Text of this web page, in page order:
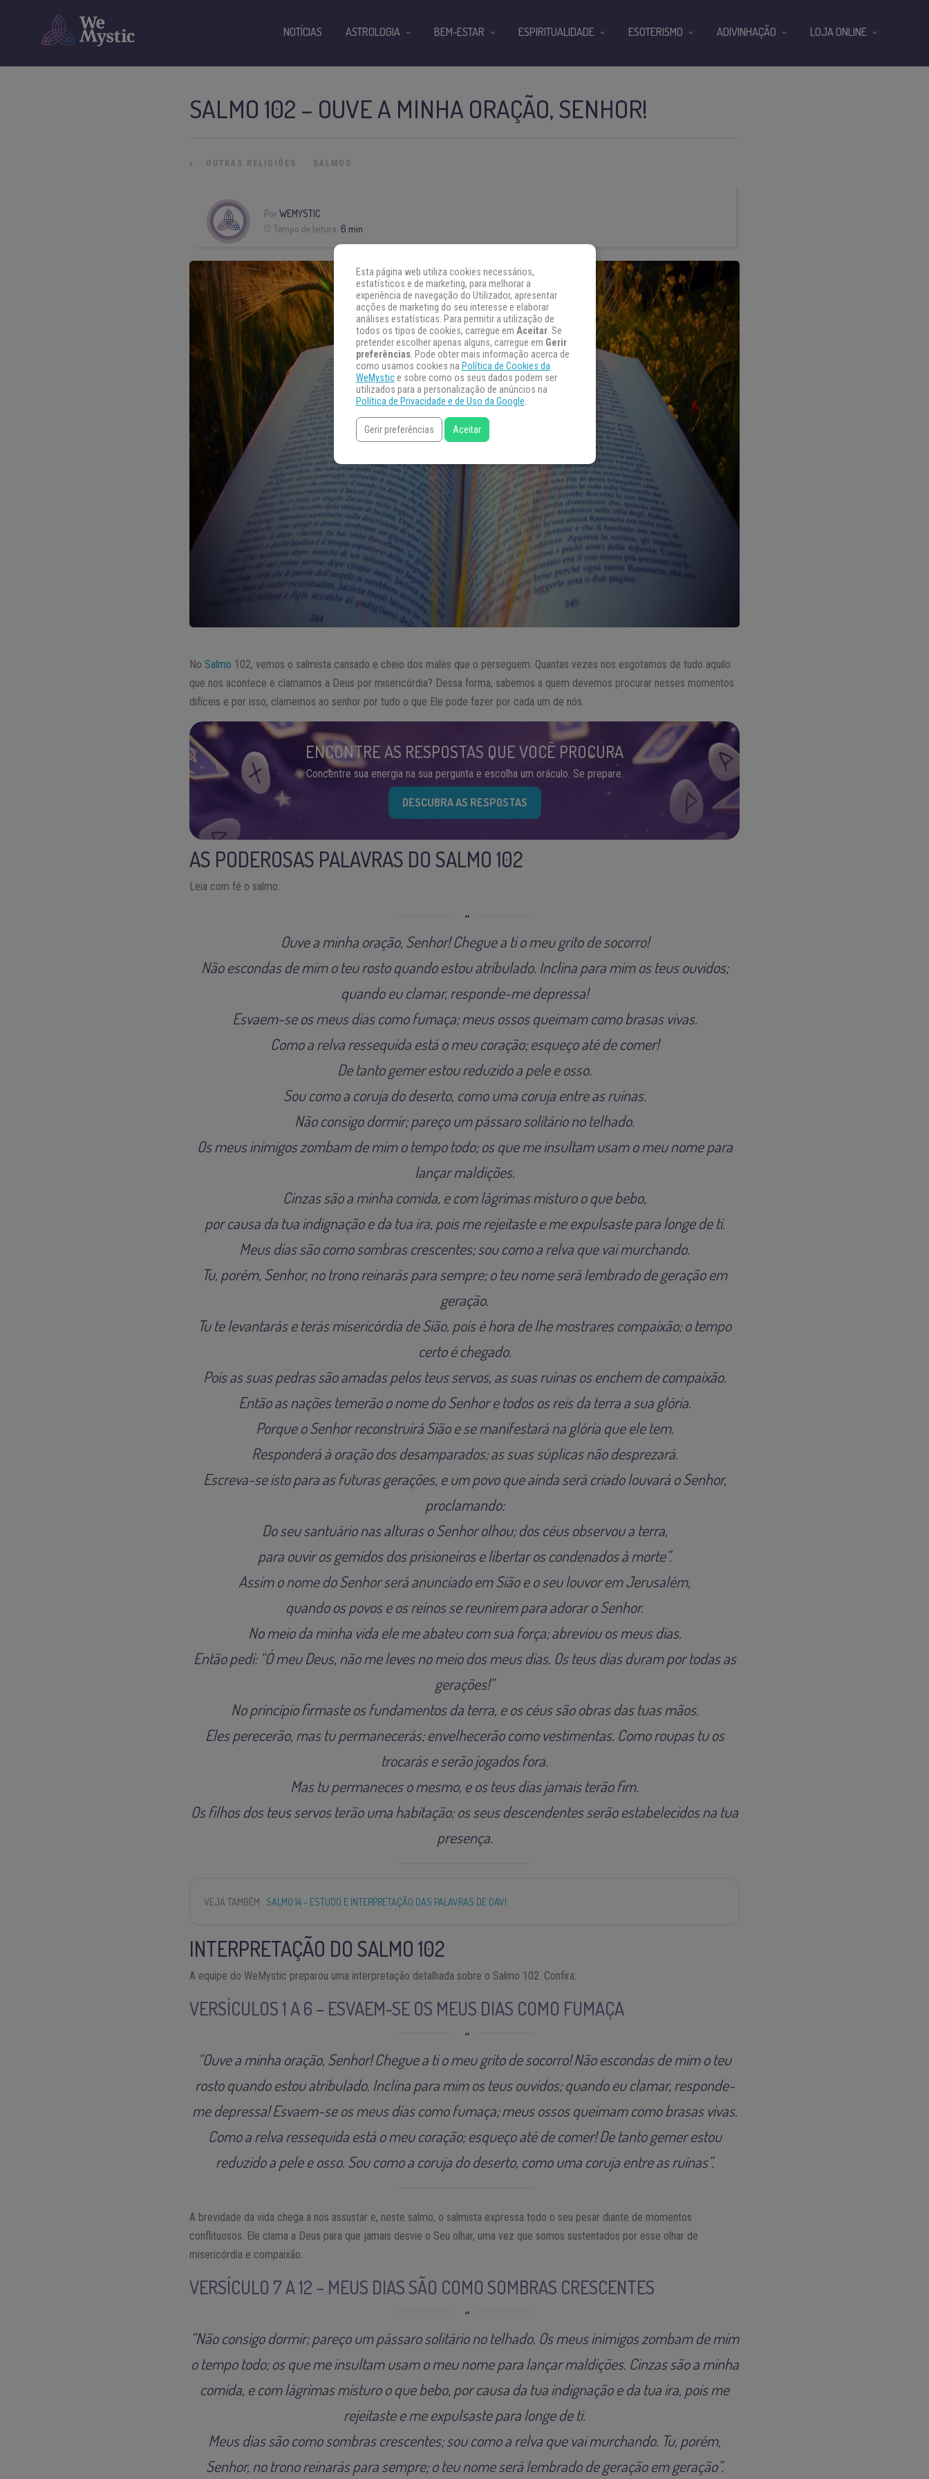
SALMO 102 – OUVE A MINHA ORAÇÃO, SENHOR!
» OUTRAS RELIGIÕES SALMOS
PorWEMYSTIC
Tempo de leitura: 6 min
No Salmo 102, vemos o salmista cansado e cheio dos males que o perseguem. Quantas vezes nos esgotamos de tudo aquilo
que nos acontece e clamamos a Deus por misericórdia? Dessa forma, sabemos a quem devemos procurar nesses momentos
difíceis e por isso, clamemos ao senhor por tudo o que Ele pode fazer por cada um de nós.
ENCONTRE AS RESPOSTAS QUE VOCÊ PROCURA
Concentre sua energia na sua pergunta e escolha um oráculo. Se prepare.
DESCUBRA AS RESPOSTAS
AS PODEROSAS PALAVRAS DO SALMO 102
Leia com fé o salmo:
Ouve a minha oração, Senhor! Chegue a ti o meu grito de socorro!
Não escondas de mim o teu rosto quando estou atribulado. Inclina para mim os teus ouvidos;
quando eu clamar, responde-me depressa!
Esvaem-se os meus dias como fumaça; meus ossos queimam como brasas vivas.
Como a relva ressequida está o meu coração; esqueço até de comer!
De tanto gemer estou reduzido a pele e osso.
Sou como a coruja do deserto, como uma coruja entre as ruínas.
Não consigo dormir; pareço um pássaro solitário no telhado.
Os meus inimigos zombam de mim o tempo todo; os que me insultam usam o meu nome para
lançar maldições.
Cinzas são a minha comida, e com lágrimas misturo o que bebo,
por causa da tua indignação e da tua ira, pois me rejeitaste e me expulsaste para longe de ti.
Meus dias são como sombras crescentes; sou como a relva que vai murchando.
Tu, porém, Senhor, no trono reinarás para sempre; o teu nome será lembrado de geração em
geração.
Tu te levantarás e terás misericórdia de Sião, pois é hora de lhe mostrares compaixão; o tempo
certo é chegado.
Pois as suas pedras são amadas pelos teus servos, as suas ruínas os enchem de compaixão.
Então as nações temerão o nome do Senhor e todos os reis da terra a sua glória.
Porque o Senhor reconstruirá Sião e se manifestará na glória que ele tem.
Responderá à oração dos desamparados; as suas súplicas não desprezará.
Escreva-se isto para as futuras gerações, e um povo que ainda será criado louvará o Senhor,
proclamando:
Do seu santuário nas alturas o Senhor olhou; dos céus observou a terra,
para ouvir os gemidos dos prisioneiros e libertar os condenados à morte”.
Assim o nome do Senhor será anunciado em Sião e o seu louvor em Jerusalém,
quando os povos e os reinos se reunirem para adorar o Senhor.
No meio da minha vida ele me abateu com sua força; abreviou os meus dias.
Então pedi: “Ó meu Deus, não me leves no meio dos meus dias. Os teus dias duram por todas as
gerações!”
No princípio firmaste os fundamentos da terra, e os céus são obras das tuas mãos.
Eles perecerão, mas tu permanecerás; envelhecerão como vestimentas. Como roupas tu os
trocarás e serão jogados fora.
Mas tu permaneces o mesmo, e os teus dias jamais terão fim.
Os filhos dos teus servos terão uma habitação; os seus descendentes serão estabelecidos na tua
presença.
VEJA TAMBÉM SALMO 14 – ESTUDO E INTERPRETAÇÃO DAS PALAVRAS DE DAVI
INTERPRETAÇÃO DO SALMO 102
A equipe do WeMystic preparou uma interpretação detalhada sobre o Salmo 102. Confira:
VERSÍCULOS 1 A 6 – ESVAEM-SE OS MEUS DIAS COMO FUMAÇA
“Ouve a minha oração, Senhor! Chegue a ti o meu grito de socorro! Não escondas de mim o teu
rosto quando estou atribulado. Inclina para mim os teus ouvidos; quando eu clamar, responde-
me depressa! Esvaem-se os meus dias como fumaça; meus ossos queimam como brasas vivas.
Como a relva ressequida está o meu coração; esqueço até de comer! De tanto gemer estou
reduzido a pele e osso. Sou como a coruja do deserto, como uma coruja entre as ruínas”.
A brevidade da vida chega a nos assustar e, neste salmo, o salmista expressa todo o seu pesar diante de momentos
conflituosos. Ele clama a Deus para que jamais desvie o Seu olhar, uma vez que somos sustentados por esse olhar de
misericórdia e compaixão.
VERSÍCULO 7 A 12 – MEUS DIAS SÃO COMO SOMBRAS CRESCENTES
“Não consigo dormir; pareço um pássaro solitário no telhado. Os meus inimigos zombam de mim
o tempo todo; os que me insultam usam o meu nome para lançar maldições. Cinzas são a minha
comida, e com lágrimas misturo o que bebo, por causa da tua indignação e da tua ira, pois me
rejeitaste e me expulsaste para longe de ti.
Meus dias são como sombras crescentes; sou como a relva que vai murchando. Tu, porém,
Senhor, no trono reinarás para sempre; o teu nome será lembrado de geração em geração”.
NOTÍCIAS ASTROLOGIA BEM-ESTAR ESPIRITUALIDADE ESOTERISMO ADIVINHAÇÃO LOJA ONLINE
Esta página web utiliza cookies necessários,
estatísticos e de marketing, para melhorar a
experiência de navegação do Utilizador, apresentar
acções de marketing do seu interesse e elaborar
análises estatísticas. Para permitir a utilização de
todos os tipos de cookies, carregue em Aceitar. Se
pretender escolher apenas alguns, carregue em Gerir
preferências. Pode obter mais informação acerca de
como usamos cookies na Política de Cookies da
WeMystice sobre como os seus dados podem ser
utilizados para a personalização de anúncios na
Política de Privacidade e de Uso da Google.
Gerir preferências Aceitar